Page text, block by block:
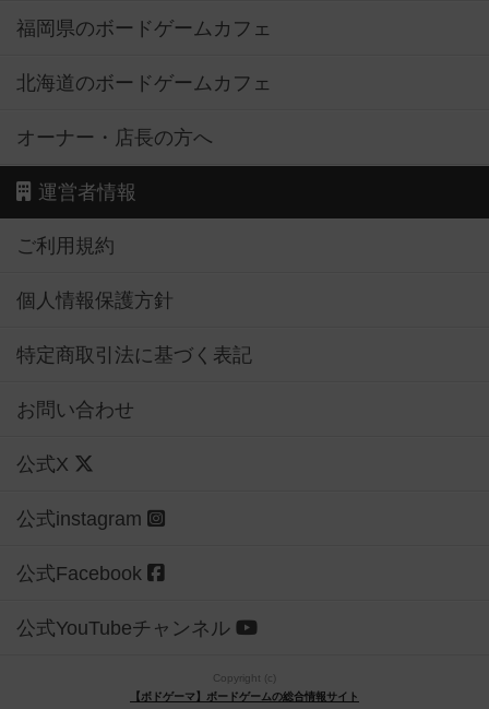
福岡県のボードゲームカフェ
北海道のボードゲームカフェ
オーナー・店長の方へ
運営者情報
ご利用規約
個人情報保護方針
特定商取引法に基づく表記
お問い合わせ
公式X
公式instagram
公式Facebook
公式YouTubeチャンネル
Copyright (c)
【ボドゲーマ】ボードゲームの総合情報サイト